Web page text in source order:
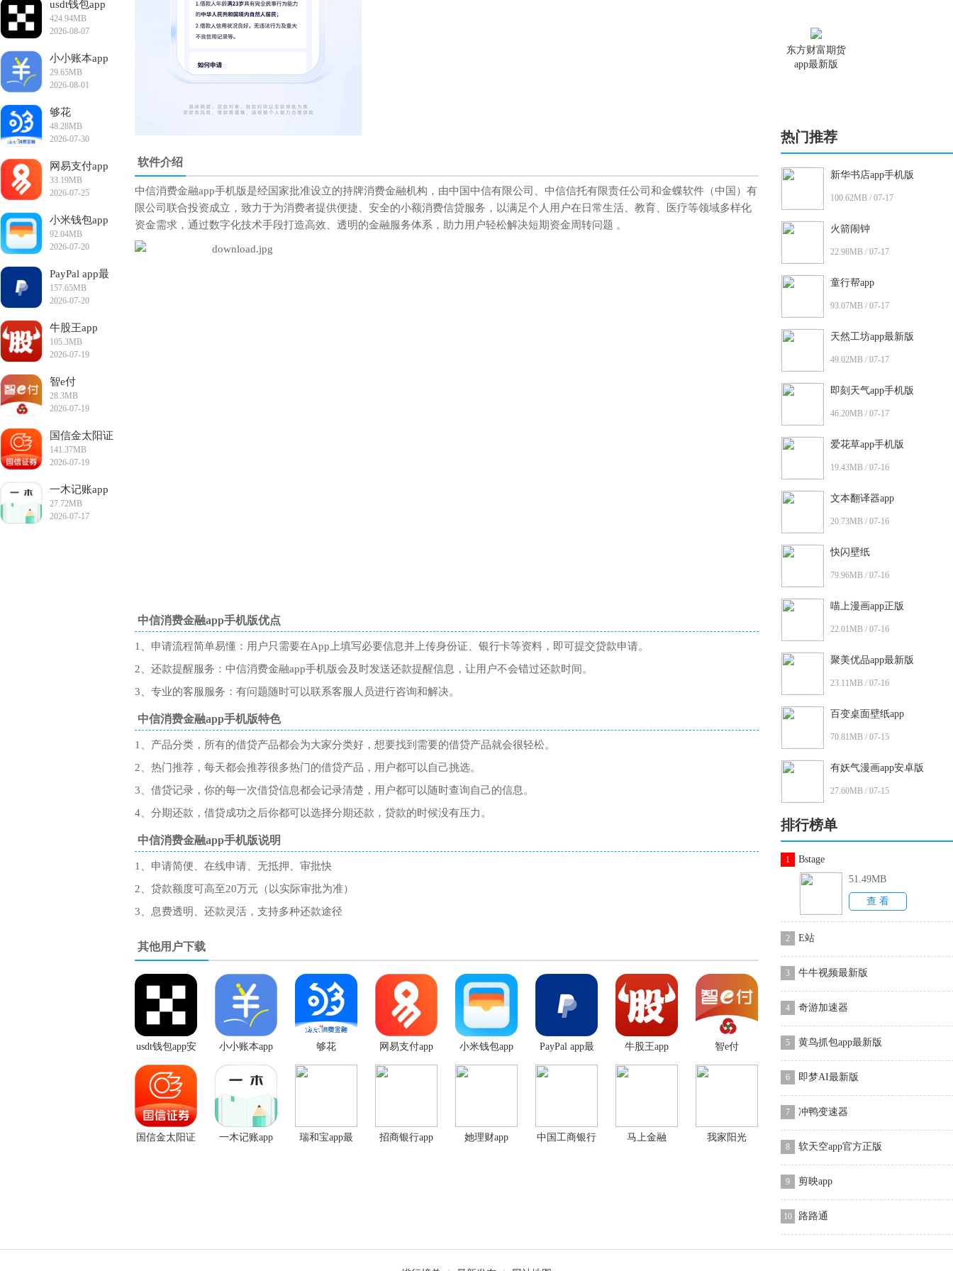
usdt钱包app
安卓版
424.94MB
2026-08-07
小小账本app
手机版
29.65MB
2026-08-01
够花
48.28MB
2026-07-30
网易支付app
手机版
33.19MB
2026-07-25
小米钱包app
手机版
92.04MB
2026-07-20
PayPal app最
新版
157.65MB
2026-07-20
牛股王app
105.3MB
2026-07-19
智e付
28.3MB
2026-07-19
国信金太阳证
券
141.37MB
2026-07-19
一木记账app
手机版
27.72MB
2026-07-17
软件介绍
中信消费金融app手机版是经国家批准设立的持牌消费金融机构，由中国中信有限公司、中信信托有限责任公司和金蝶软件（中国）有
限公司联合投资成立，致力于为消费者提供便捷、安全的小额消费信贷服务，以满足个人用户在日常生活、教育、医疗等领域多样化
资金需求，通过数字化技术手段打造高效、透明的金融服务体系，助力用户轻松解决短期资金周转问题 。
中信消费金融app手机版优点
1、申请流程简单易懂：用户只需要在App上填写必要信息并上传身份证、银行卡等资料，即可提交贷款申请。
2、还款提醒服务：中信消费金融app手机版会及时发送还款提醒信息，让用户不会错过还款时间。
3、专业的客服服务：有问题随时可以联系客服人员进行咨询和解决。
中信消费金融app手机版特色
1、产品分类，所有的借贷产品都会为大家分类好，想要找到需要的借贷产品就会很轻松。
2、热门推荐，每天都会推荐很多热门的借贷产品，用户都可以自己挑选。
3、借贷记录，你的每一次借贷信息都会记录清楚，用户都可以随时查询自己的信息。
4、分期还款，借贷成功之后你都可以选择分期还款，贷款的时候没有压力。
中信消费金融app手机版说明
1、申请简便、在线申请、无抵押、审批快
2、贷款额度可高至20万元（以实际审批为准）
3、息费透明、还款灵活，支持多种还款途径
其他用户下载
usdt钱包app安
卓版
小小账本app
手机版
够花
网易支付app
手机版
小米钱包app
手机版
PayPal app最
新版
牛股王app 智e付
国信金太阳证
一木记账app
瑞和宝app最
招商银行app 她理财app
中国工商银行
马上金融 我家阳光
东方财富期货
app最新版
热门推荐
新华书店app手机版
100.62MB / 07-17
火箭闹钟
22.98MB / 07-17
童行帮app
93.07MB / 07-17
天然工坊app最新版
49.02MB / 07-17
即刻天气app手机版
46.20MB / 07-17
爱花草app手机版
19.43MB / 07-16
文本翻译器app
20.73MB / 07-16
快闪壁纸
79.96MB / 07-16
喵上漫画app正版
22.01MB / 07-16
聚美优品app最新版
23.11MB / 07-16
百变桌面壁纸app
70.81MB / 07-15
有妖气漫画app安卓版
27.60MB / 07-15
排行榜单
1
Bstage
51.49MB
查 看
2 E站
3 牛牛视频最新版
4 奇游加速器
5 黄鸟抓包app最新版
6 即梦AI最新版
7 冲鸭变速器
8 软天空app官方正版
9 剪映app
10 路路通